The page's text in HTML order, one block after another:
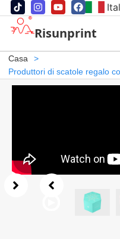
Risunprint
Casa
>
Produttori di scatole regalo